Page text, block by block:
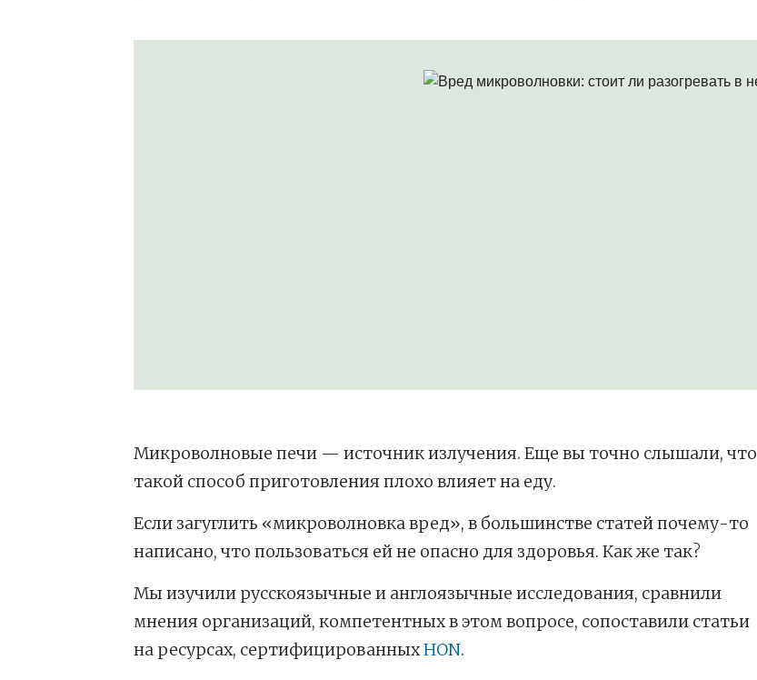
Микроволновые печи — источник излучения. Еще вы точно слышали, что
такой способ приготовления плохо влияет на еду.
Если загуглить «микроволновка вред», в большинстве статей почему-то
написано, что пользоваться ей не опасно для здоровья. Как же так?
Мы изучили русскоязычные и англоязычные исследования, сравнили
мнения организаций, компетентных в этом вопросе, сопоставили статьи
на ресурсах, сертифицированныхHON.